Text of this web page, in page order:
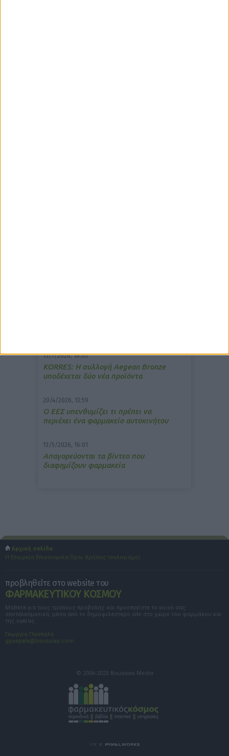
15/7/2026, 16:05
ΚΟRRES: Η συλλογή Aegean Bronze
υποδέχεται δύο νέα προϊόντα
20/4/2026, 13:59
Ο ΕΕΣ υπενθυμίζει τι πρέπει να
περιέχει ένα φαρμακείο αυτοκινήτου
13/5/2026, 16:01
Απαγορεύονται τα βίντεο που
διαφημίζουν φαρμακεία
Αρχική σελίδα
Η Εταιρεία Επικοινωνία Όροι Χρήσης Ισολογισμοί
προβληθείτε στο website του
ΦΑΡΜΑΚΕΥΤΙΚΟΥ ΚΟΣΜΟΥ
Μάθετε για τους τρόπους προβολής και προσεγγίστε το κοινό σας
αποτελεσματικά, μέσα από το δημοφιλέστερο site στο χώρο του φαρμάκου και
της υγείας.
Γεωργία Πασπαλά
gpaspala@boussias.com
© 2006-2025 Boussias Media